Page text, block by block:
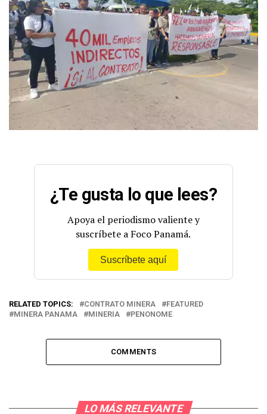
¿Te gusta lo que lees?
Apoya el periodismo valiente y
suscríbete a Foco Panamá.
Suscríbete aquí
RELATED TOPICS: CONTRATO MINERA
FEATURED
MINERA PANAMA
MINERIA PENONOME
COMMENTS
LO MÁS RELEVANTE